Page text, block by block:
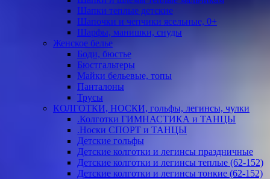
Шапки теплые детские
Шапочки и чепчики ясельные, 0+
Шарфы, манишки, снуды
Женское белье
Боди, бюстье
Бюстгальтеры
Майки бельевые, топы
Панталоны
Трусы
КОЛГОТКИ, НОСКИ, гольфы, легинсы, чулки
.Колготки ГИМНАСТИКА и ТАНЦЫ
.Носки СПОРТ и ТАНЦЫ
Детские гольфы
Детские колготки и легинсы праздничные
Детские колготки и легинсы теплые (62-152)
Детские колготки и легинсы тонкие (62-152)